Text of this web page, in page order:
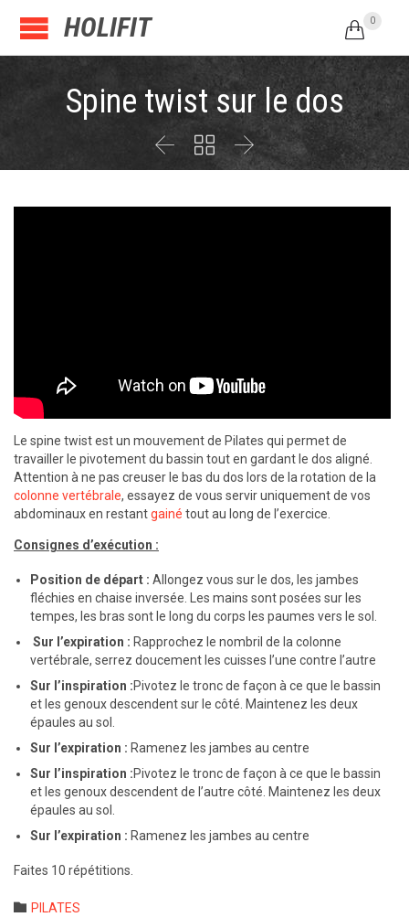
HOLIFIT  0
Spine twist sur le dos
  
Le spine twist est un mouvement de Pilates qui permet de
travailler le pivotement du bassin tout en gardant le dos aligné.
Attention à ne pas creuser le bas du dos lors de la rotation de la
colonne vertébrale, essayez de vous servir uniquement de vos
abdominaux en restantgainé tout au long de l’exercice.
Consignes d’exécution :
Position de départ : Allongez vous sur le dos, les jambes
fléchies en chaise inversée. Les mains sont posées sur les
tempes, les bras sont le long du corps les paumes vers le sol.
Sur l’expiration : Rapprochez le nombril de la colonne
vertébrale, serrez doucement les cuisses l’une contre l’autre
Sur l’inspiration :Pivotez le tronc de façon à ce que le bassin
et les genoux descendent sur le côté. Maintenez les deux
épaules au sol.
Sur l’expiration : Ramenez les jambes au centre
Sur l’inspiration :Pivotez le tronc de façon à ce que le bassin
et les genoux descendent de l’autre côté. Maintenez les deux
épaules au sol.
Sur l’expiration : Ramenez les jambes au centre
Faites 10 répétitions.
 Category
PILATES